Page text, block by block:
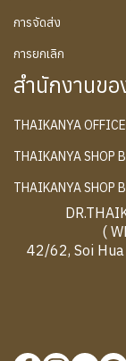
การจัดส่ง
การยกเลิก
สำนักงานขอ
THAIKANYA
THAIKANYA SHOP
THAIKANYA SHOP
(
42/62, Soi